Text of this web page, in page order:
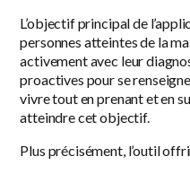
L’objectif principal de
personnes atteintes de la
activement avec leur
proactives pour se
vivre tout en prenant et en
atteindre cet objectif.
Plus précisément, l’outil